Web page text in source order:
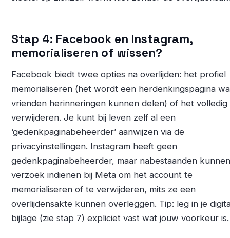
Stap 4: Facebook en Instagram,
memorialiseren of wissen?
Facebook biedt twee opties na overlijden: het profiel
memorialiseren (het wordt een herdenkingspagina
vrienden herinneringen kunnen delen) of het volledig
verwijderen. Je kunt bij leven zelf al een
‘gedenkpaginabeheerder’ aanwijzen via de
privacyinstellingen. Instagram heeft geen
gedenkpaginabeheerder, maar nabestaanden
verzoek indienen bij Meta om het account te
memorialiseren of te verwijderen, mits ze een
overlijdensakte kunnen overleggen. Tip: leg in je
bijlage (zie stap 7) expliciet vast wat jouw voorkeur is.